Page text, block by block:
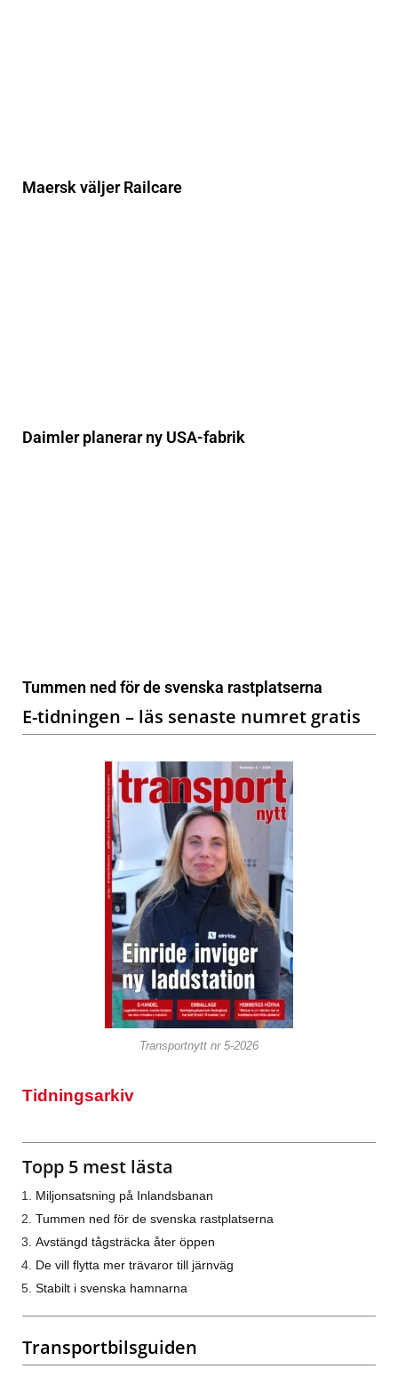
Maersk väljer Railcare
Daimler planerar ny USA-fabrik
Tummen ned för de svenska rastplatserna
E-tidningen – läs senaste numret gratis
Transportnytt nr 5-2026
Tidningsarkiv
Topp 5 mest lästa
Miljonsatsning på Inlandsbanan
Tummen ned för de svenska rastplatserna
Avstängd tågsträcka åter öppen
De vill flytta mer trävaror till järnväg
Stabilt i svenska hamnarna
Transportbilsguiden